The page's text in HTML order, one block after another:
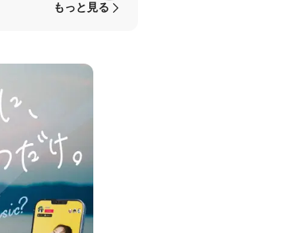
もっと見る